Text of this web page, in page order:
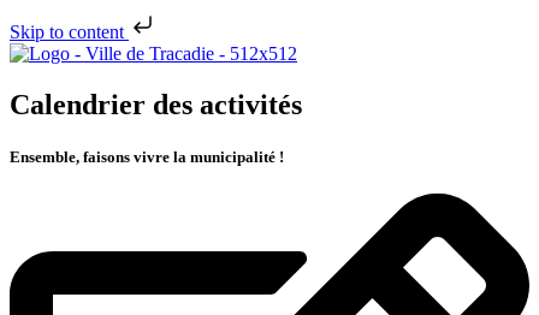
Skip to content
Calendrier des activités
Ensemble, faisons vivre la municipalité !